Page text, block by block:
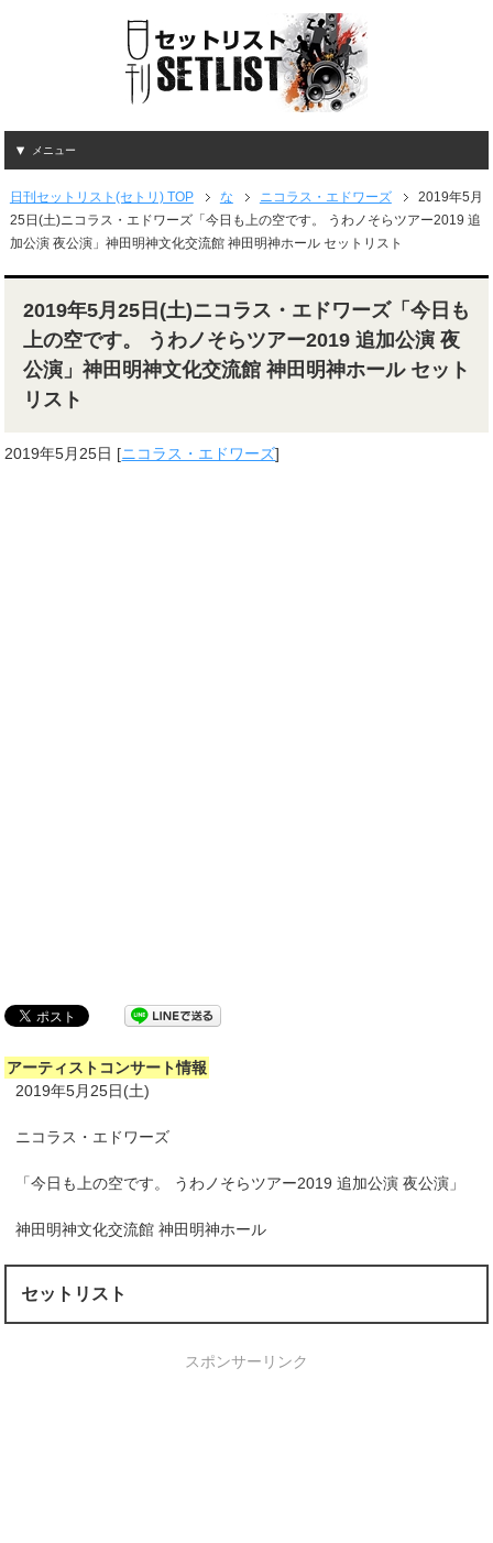
メニュー
日刊セットリスト(セトリ) TOP な ニコラス・エドワーズ
2019年5月
25日(土)ニコラス・エドワーズ「今日も上の空です。 うわノそらツアー2019 追
加公演 夜公演」神田明神文化交流館 神田明神ホール セットリスト
2019年5月25日(土)ニコラス・エドワーズ「今日も
上の空です。 うわノそらツアー2019 追加公演 夜
公演」神田明神文化交流館 神田明神ホール セット
リスト
2019年5月25日 [ニコラス・エドワーズ]
アーティストコンサート情報
2019年5月25日(土)
ニコラス・エドワーズ
「今日も上の空です。 うわノそらツアー2019 追加公演 夜公演」
神田明神文化交流館 神田明神ホール
セットリスト
スポンサーリンク